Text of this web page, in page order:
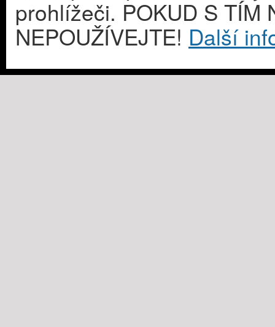
prohlížeči. POKUD S TÍM
NEPOUŽÍVEJTE! Další